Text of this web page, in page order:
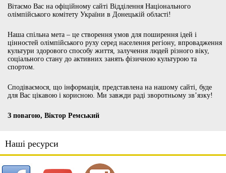
Вітаємо Вас на офіційному сайті Відділення Національного
олімпійського комітету України в Донецькій області!
Наша спільна мета – це створення умов для поширення ідей і
цінностей олімпійського руху серед населення регіону, впровадження
культури здорового способу життя, залучення людей різного віку,
соціального стану до активних занять фізичною культурою та
спортом.
Сподіваємося, що інформація, представлена на нашому сайті, буде
для Вас цікавою і корисною. Ми завжди раді зворотньому зв’язку!
З повагою, Віктор Ремський
Наші ресурси